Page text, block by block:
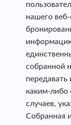
нашего
собранной
каким-либо
случаев,
Собранная